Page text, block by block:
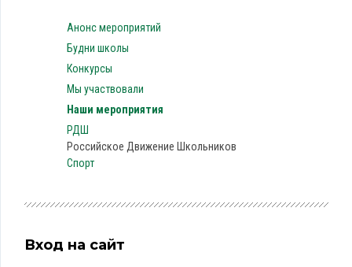
Анонс мероприятий
Будни школы
Конкурсы
Мы участвовали
Наши мероприятия
РДШ
Российское Движение Школьников
Спорт
Вход на сайт